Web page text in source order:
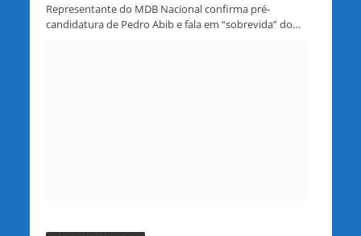
Representante do MDB Nacional confirma pré-
candidatura de Pedro Abib e fala em “sobrevida” do